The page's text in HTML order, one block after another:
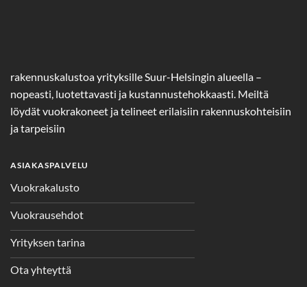
rakennuskalustoa yrityksille Suur-Helsingin alueella –
nopeasti, luotettavasti ja kustannustehokkaasti. Meiltä
löydät vuokrakoneet ja telineet erilaisiin rakennuskohteisiin
ja tarpeisiin
ASIAKASPALVELU
Vuokrakalusto
Vuokrausehdot
Yrityksen tarina
Ota yhteyttä